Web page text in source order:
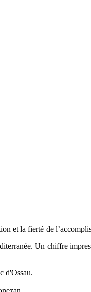
et la fierté de
Un chiffre
d'Ossau.